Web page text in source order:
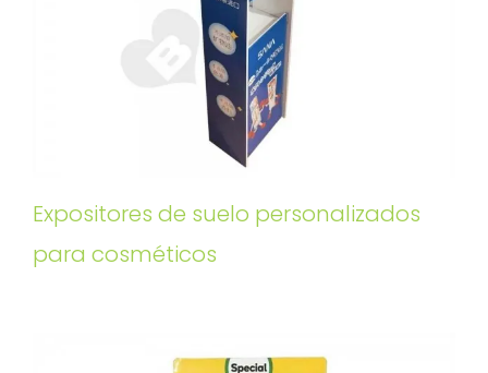
Expositores de suelo personalizados
para cosméticos